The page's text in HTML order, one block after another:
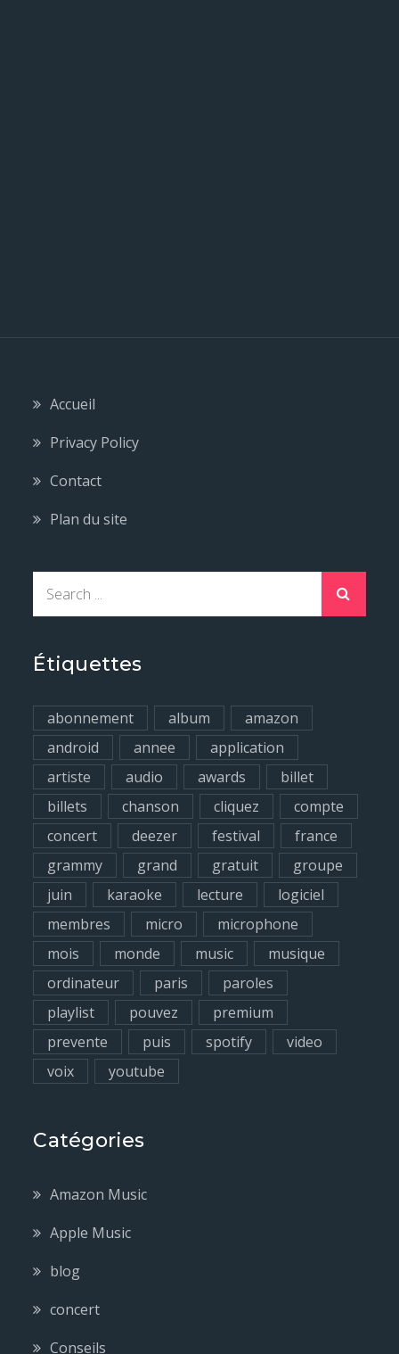
Accueil
Privacy Policy
Contact
Plan du site
r
h
f
o
Étiquettes
abonnement album
amazon
android
annee
application
artiste
audio awards
billet
billets
chanson cliquez
compte
concert
deezer festival
france
grammy
grand gratuit
groupe
juin
karaoke lecture
logiciel
membres
micro
microphone
mois
monde music
musique
ordinateur
paris
paroles
playlist
pouvez
premium
prevente
puis spotify
video
voix
youtube
Catégories
Amazon Music
Apple Music
blog
concert
Conseils